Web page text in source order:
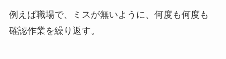
例えば職場で、ミスが無いように、何度も何度も
確認作業を繰り返す。